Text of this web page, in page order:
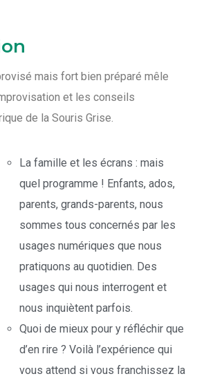
mais fort bien préparé mêle
et les conseils
de la Souris Grise.
La famille et les écrans : mais
quel programme ! Enfants, ados,
parents, grands-parents, nous
sommes tous concernés par les
usages numériques que nous
pratiquons au quotidien. Des
usages qui nous interrogent et
nous inquiètent parfois.
Quoi de mieux pour y réfléchir que
d’en rire ? Voilà l’expérience qui
vous attend si vous franchissez la